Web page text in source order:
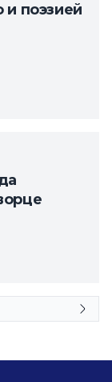
и поэзией